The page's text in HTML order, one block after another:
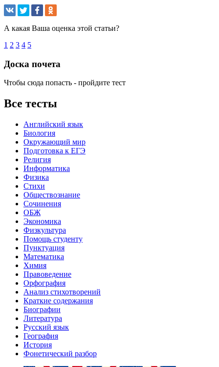
А какая Ваша оценка этой статьи?
1 2 3 4 5
Доска почета
Чтобы сюда попасть - пройдите тест
Все тесты
Английский язык
Биология
Окружающий мир
Подготовка к ЕГЭ
Религия
Информатика
Физика
Стихи
Обществознание
Сочинения
ОБЖ
Экономика
Физкультура
Помощь студенту
Пунктуация
Математика
Химия
Правоведение
Орфография
Анализ стихотворений
Краткие содержания
Биографии
Литература
Русский язык
География
История
Фонетический разбор